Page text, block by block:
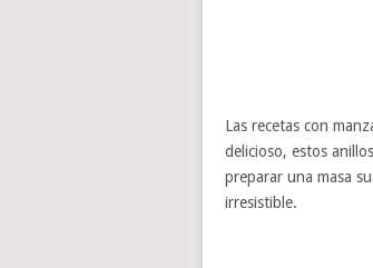
Las recetas con
delicioso, estos
preparar una masa
irresistible.